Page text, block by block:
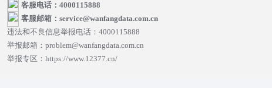
客服电话：4000115888
客服邮箱：service@wanfangdata.com.cn
违法和不良信息举报电话：4000115888
举报邮箱：problem@wanfangdata.com.cn
举报专区：https://www.12377.cn/